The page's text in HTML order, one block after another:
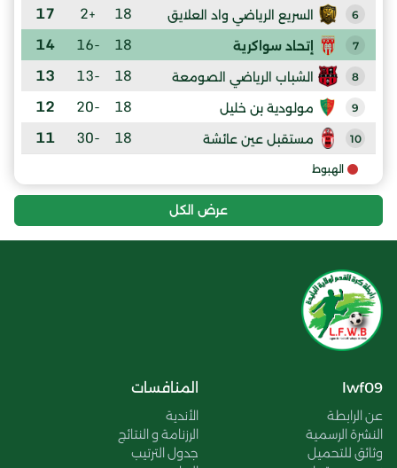
6 السريع الرياضي واد العلايق 18
+2
17
7 إتحاد سواكرية 18
-16
14
8 الشباب الرياضي الصومعة 18
-13
13
9 مولودية بن خليل 18
-20
12
10 مستقبل عين عائشة 18
-30
11
الهبوط
عرض الكل
lwf09
عن الرابطة
النشرة الرسمية
وثائق للتحميل
المنافسات
الأندية
الرزنامة و النتائج
جدول الترتيب